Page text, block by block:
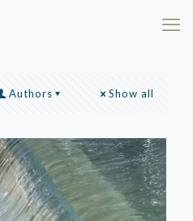
Authors Show all